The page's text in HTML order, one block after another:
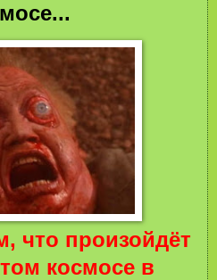
что произойдёт
космосе в